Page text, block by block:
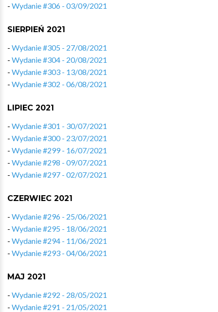
- Wydanie #306 - 03/09/2021
SIERPIEŃ 2021
- Wydanie #305 - 27/08/2021
- Wydanie #304 - 20/08/2021
- Wydanie #303 - 13/08/2021
- Wydanie #302 - 06/08/2021
LIPIEC 2021
- Wydanie #301 - 30/07/2021
- Wydanie #300 - 23/07/2021
- Wydanie #299 - 16/07/2021
- Wydanie #298 - 09/07/2021
- Wydanie #297 - 02/07/2021
CZERWIEC 2021
- Wydanie #296 - 25/06/2021
- Wydanie #295 - 18/06/2021
- Wydanie #294 - 11/06/2021
- Wydanie #293 - 04/06/2021
MAJ 2021
- Wydanie #292 - 28/05/2021
- Wydanie #291 - 21/05/2021